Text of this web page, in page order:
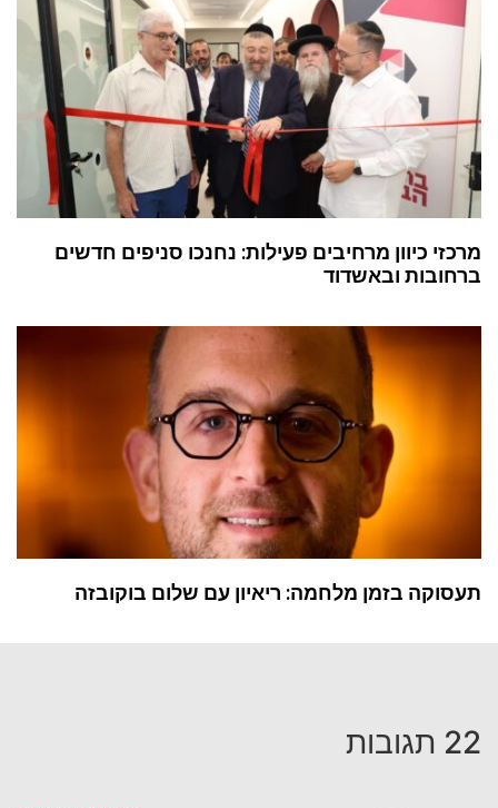
מרכזי כיוון מרחיבים פעילות: נחנכו סניפים חדשים
ברחובות ובאשדוד
תעסוקה בזמן מלחמה: ריאיון עם שלום בוקובזה
22 תגובות